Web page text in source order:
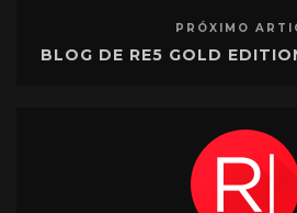
PRÓXIMO
BLOG DE RE5 GOLD